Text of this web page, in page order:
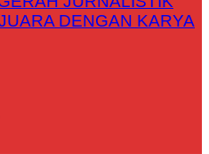
DENGAN KARYA